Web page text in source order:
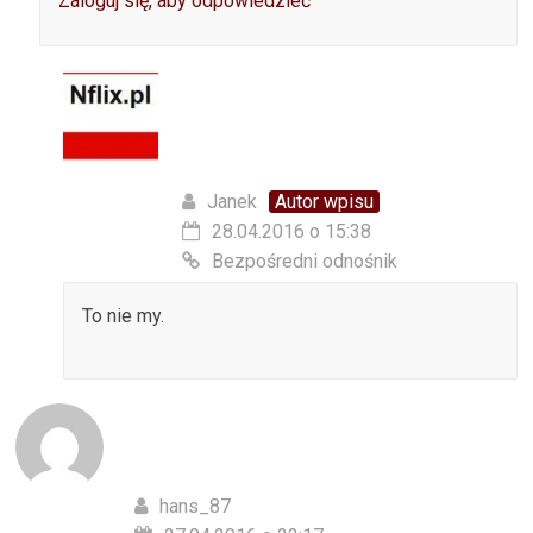
Janek
Autor wpisu
28.04.2016 o 15:38
Bezpośredni odnośnik
To nie my.
hans_87